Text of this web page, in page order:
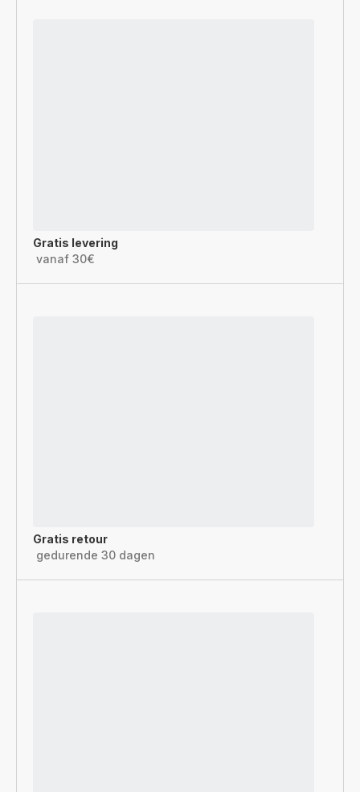
Gratis levering
vanaf 30€
Gratis retour
gedurende 30 dagen